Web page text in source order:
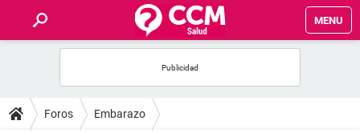
MENU
FOROS
Foros Embarazo